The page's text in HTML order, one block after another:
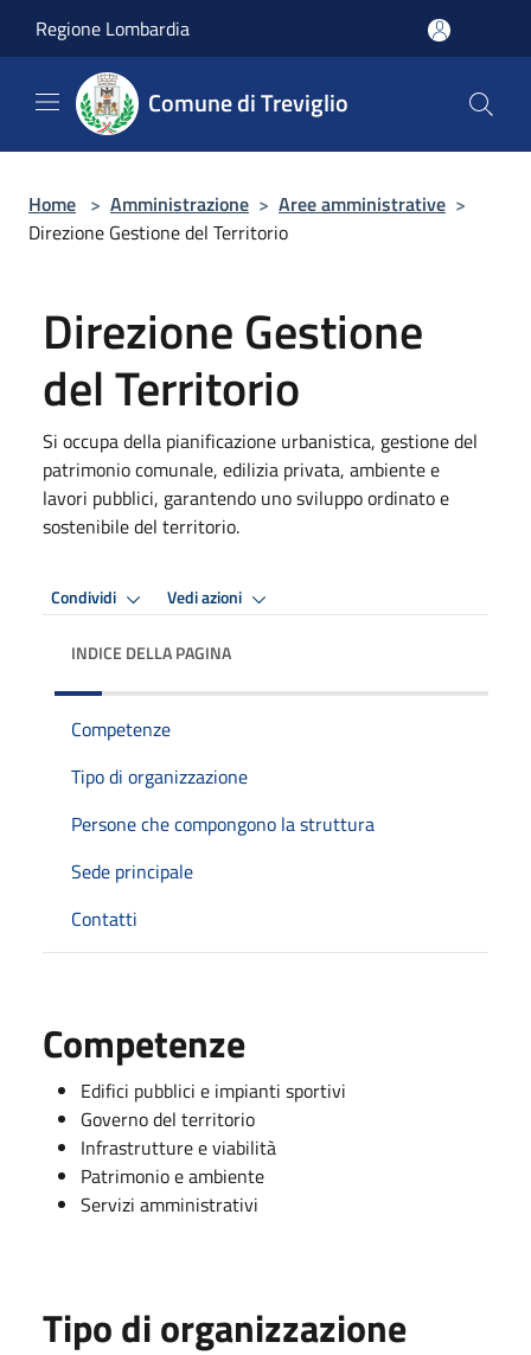
Regione Lombardia
Comune di Treviglio
Home > Amministrazione > Aree amministrative >
Direzione Gestione del Territorio
Direzione Gestione
del Territorio
Si occupa della pianificazione urbanistica, gestione del
patrimonio comunale, edilizia privata, ambiente e
lavori pubblici, garantendo uno sviluppo ordinato e
sostenibile del territorio.
Condividi Vedi azioni
INDICE DELLA PAGINA
Competenze
Tipo di organizzazione
Persone che compongono la struttura
Sede principale
Contatti
Competenze
Edifici pubblici e impianti sportivi
Governo del territorio
Infrastrutture e viabilità
Patrimonio e ambiente
Servizi amministrativi
Tipo di organizzazione